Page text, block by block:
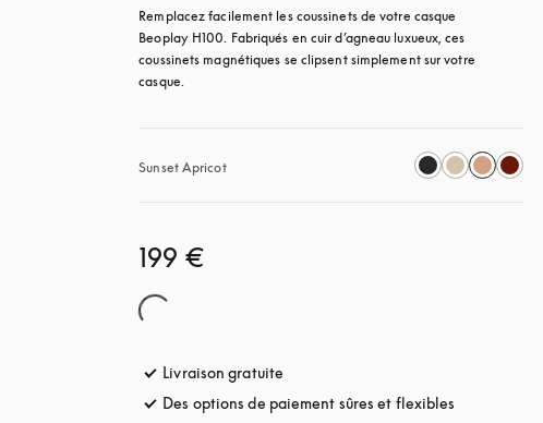
Remplacez facilement les coussinets de votre casque
Beoplay H100. Fabriqués en cuir d’agneau luxueux, ces
coussinets magnétiques se clipsent simplement sur votre
casque.
Sunset Apricot
199 €
Livraison gratuite
Des options de paiement sûres et flexibles